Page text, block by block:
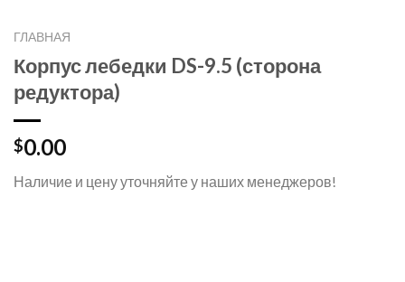
ГЛАВНАЯ
Корпус лебедки DS-9.5 (сторона
редуктора)
$0.00
Наличие и цену уточняйте у наших менеджеров!